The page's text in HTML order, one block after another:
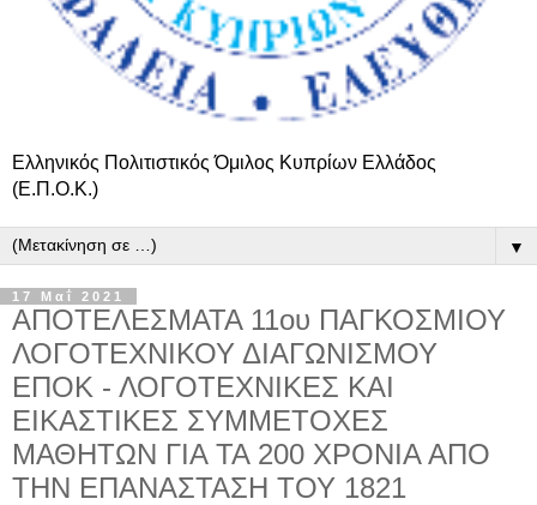
Ελληνικός Πολιτιστικός Όμιλος Κυπρίων Ελλάδος
(Ε.Π.Ο.Κ.)
▼
17 Μαΐ 2021
ΑΠΟΤΕΛΕΣΜΑΤΑ 11ου ΠΑΓΚΟΣΜΙΟΥ
ΛΟΓΟΤΕΧΝΙΚΟΥ ΔΙΑΓΩΝΙΣΜΟΥ
ΕΠΟΚ - ΛΟΓΟΤΕΧΝΙΚΕΣ ΚΑΙ
ΕΙΚΑΣΤΙΚΕΣ ΣΥΜΜΕΤΟΧΕΣ
ΜΑΘΗΤΩΝ ΓΙΑ ΤΑ 200 ΧΡΟΝΙΑ ΑΠΟ
ΤΗΝ ΕΠΑΝΑΣΤΑΣΗ ΤΟΥ 1821